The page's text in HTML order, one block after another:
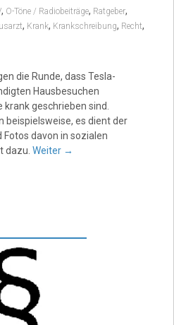
, O-Töne / Radiobeiträge, Ratgeber,
, Krank, Krankschreibung, Recht,
die Runde, dass Tesla-
Hausbesuchen
geschrieben sind.
beispielsweise, es dient der
davon in sozialen
dazu. Weiter →